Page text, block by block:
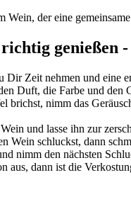
Wein, der eine
genießen
Dir Zeit nehmen und eine
Duft, die Farbe und den
brichst, nimm das
und lasse ihn zur
Wein schluckst, dann
nimm den nächsten
aus, dann ist die